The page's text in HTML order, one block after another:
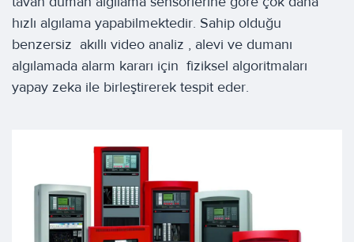
hızlı algılama yapabilmektedir. Sahip olduğu
benzersiz akıllı video analiz , alevi ve dumanı
algılamada alarm kararı için fiziksel algoritmaları
yapay zeka ile birleştirerek tespit eder.